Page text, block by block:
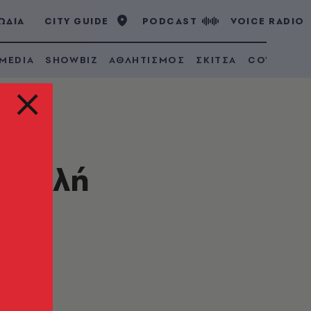
CITY GUIDE PODCAST VOICE RADIO
SHOWBIZ ΑΘΛΗΤΙΣΜΟΣ ΣΚΙΤΣΑ COVID 19